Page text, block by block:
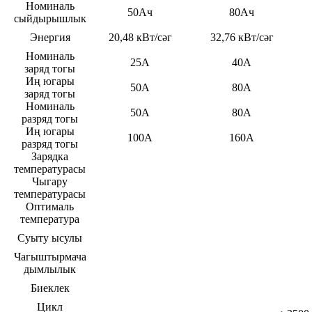
Номиналь
сыйдырышлык
50Ач 80Ач
Энергия 20,48 кВт/сәг
32,76 кВт/сәг
Номиналь
заряд тогы
25А
40А
Иң югары
заряд тогы
50А
80А
Номиналь
разряд тогы
50А
80А
Иң югары
разряд тогы
100А
160А
Зарядка
температурасы
Чыгару
температурасы
Оптималь
температура
Суыту ысулы
Чагыштырмача
дымлылык
Биеклек
Цикл